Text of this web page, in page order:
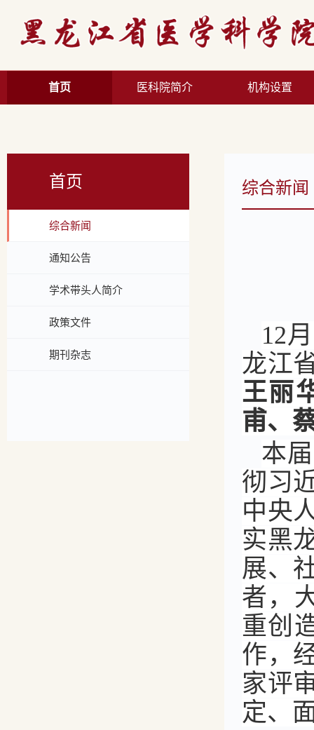
首页 医科院简介 机构设置
首页
综合新闻
通知公告
学术带头人简介
政策文件
期刊杂志
综合新闻
12
龙江
王丽
甫、
本
彻习
中央
实黑
展、
者，
重创
作，
家评
定、